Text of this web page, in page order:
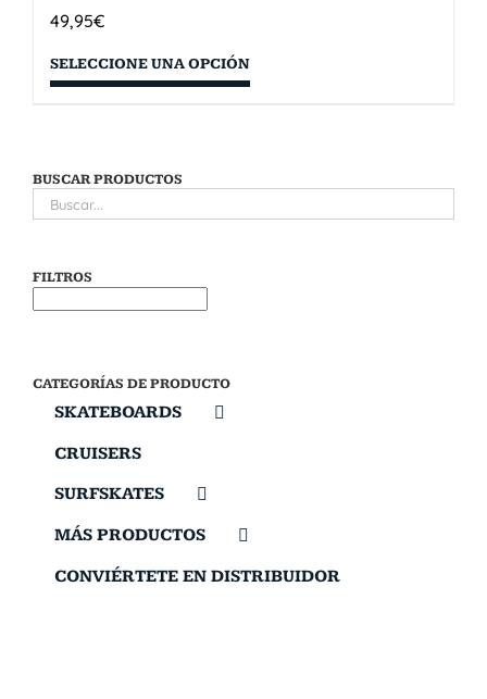
49,95€
SELECCIONE UNA OPCIÓN
BUSCAR PRODUCTOS
FILTROS
CATEGORÍAS DE PRODUCTO
SKATEBOARDS
CRUISERS
SURFSKATES
MÁS PRODUCTOS
CONVIÉRTETE EN DISTRIBUIDOR